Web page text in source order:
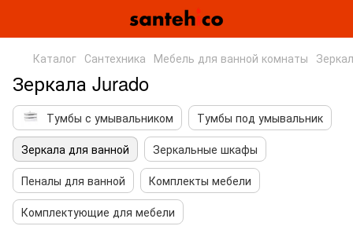
Каталог Сантехника Мебель для ванной комнаты
Зеркала Jurado
Тумбы с умывальником
Тумбы под умывальник
Зеркала для ванной
Зеркальные шкафы
Пеналы для ванной
Комплекты мебели
Комплектующие для мебели